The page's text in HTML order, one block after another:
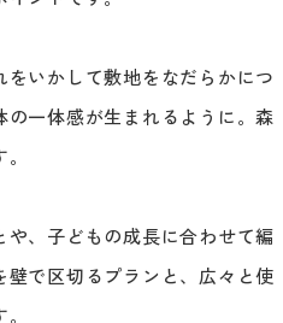
いかして敷地をなだらかにつ
一体感が生まれるように。森
、子どもの成長に合わせて編
で区切るプランと、広々と使